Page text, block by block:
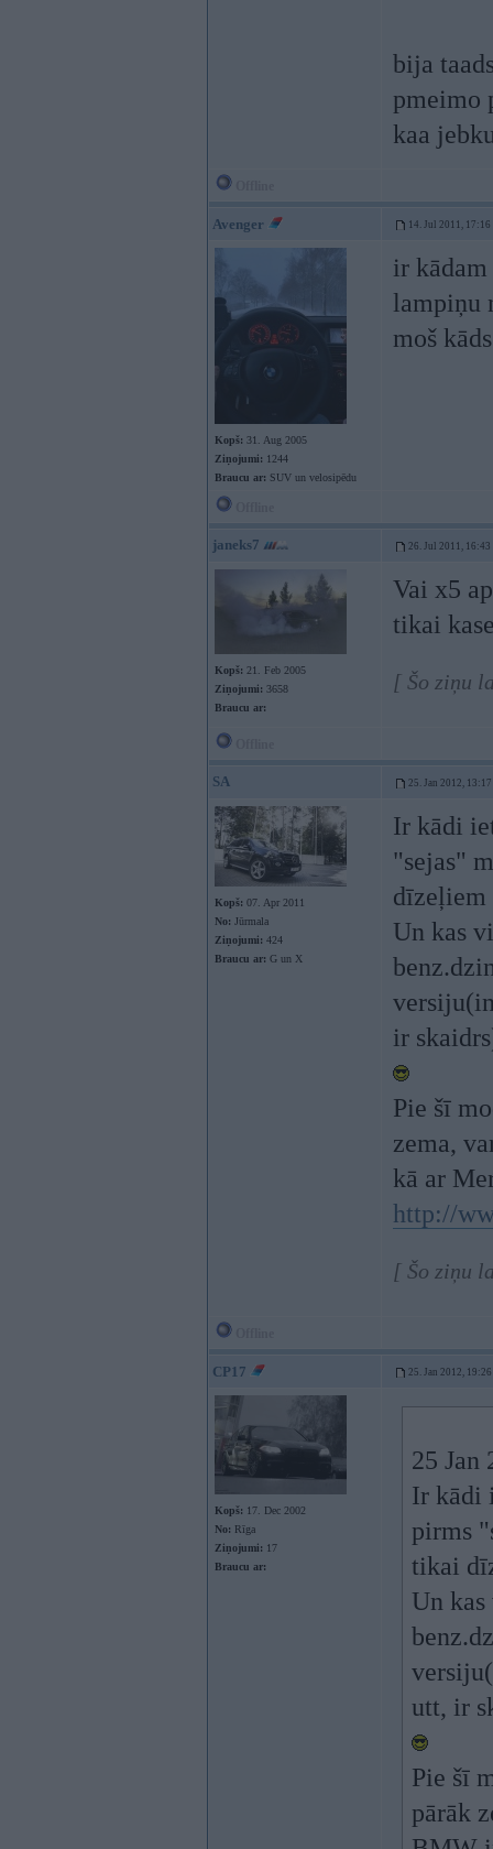
bija
pmeimo
kaa
Avenger 14. Jul 2011, 17:16
Kopš: 31. Aug 2005
Ziņojumi: 1244
Braucu ar: SUV un velosipēdu
ir
lampiņu
moš
janeks7 26. Jul 2011, 16:43
Kopš: 21. Feb 2005
Ziņojumi: 3658
Braucu ar:
Vai x5
tikai
[ Šo ziņu
SA 25. Jan 2012, 13:17
Kopš: 07. Apr 2011
No: Jūrmala
Ziņojumi: 424
Braucu ar: G un X
Ir kādi
"sejas"
dīzeļiem
Un kas
ir
Pie šī
zema,
kā ar
http://
[ Šo ziņu
CP17 25. Jan 2012, 19:26
Kopš: 17. Dec 2002
No: Rīga
Ziņojumi: 17
Braucu ar:
25 Jan
Ir kādi
pirms
tikai
Un
utt, ir
Pie šī
pārāk